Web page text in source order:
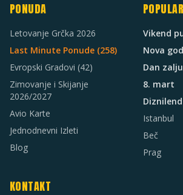
PONUDA
Letovanje Grčka 2026
Last Minute Ponude (258)
Evropski Gradovi (42)
Zimovanje i Skijanje
2026/2027
Avio Karte
Jednodnevni Izleti
Blog
Vikend
Nova
Dan
8. mart
Istanbul
Beč
Prag
KONTAKT